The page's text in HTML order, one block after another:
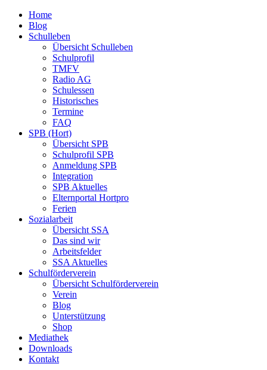
Home
Blog
Schulleben
Übersicht Schulleben
Schulprofil
TMFV
Radio AG
Schulessen
Historisches
Termine
FAQ
SPB (Hort)
Übersicht SPB
Schulprofil SPB
Anmeldung SPB
Integration
SPB Aktuelles
Elternportal Hortpro
Ferien
Sozialarbeit
Übersicht SSA
Das sind wir
Arbeitsfelder
SSA Aktuelles
Schulförderverein
Übersicht Schulförderverein
Verein
Blog
Unterstützung
Shop
Mediathek
Downloads
Kontakt